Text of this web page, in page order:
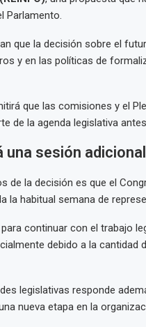
Parlamento.
que la decisión sobre el
y en las políticas de
que las comisiones y el
de la agenda legislativa
sesión
de la decisión es que el
la habitual semana de
continuar con el trabajo
debido a la cantidad
legislativas responde
nueva etapa en la